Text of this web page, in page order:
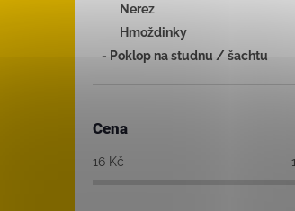
Nerez
Hmoždinky
- Poklop na studnu / šachtu
Cena
16 Kč